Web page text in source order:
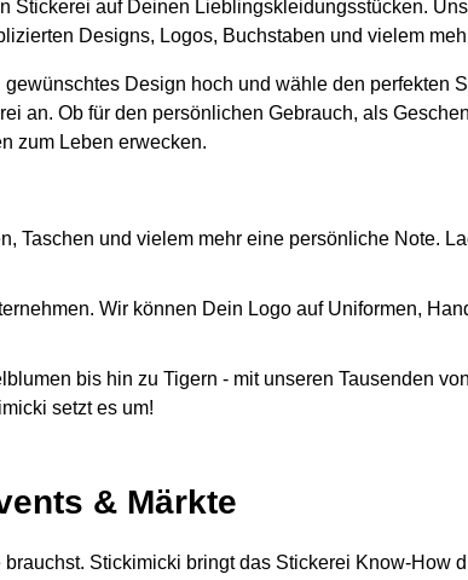
Stickerei auf Deinen Lieblingskleidungsstücken.
Designs, Logos, Buchstaben und vielem
Design hoch und wähle den perfekten
an. Ob für den persönlichen Gebrauch, als
zum Leben erwecken.
Taschen und vielem mehr eine persönliche Note.
Wir können Dein Logo auf Uniformen,
bis hin zu Tigern - mit unseren Tausenden
setzt es um!
& Märkte
Stickimicki bringt das Stickerei Know-How